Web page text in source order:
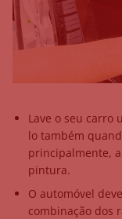
Lave o seu carro
lo também
principalmente,
pintura.
O automóvel
combinação dos